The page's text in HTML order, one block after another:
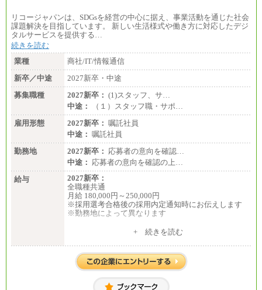
月給：201,000円～
想定年収：360万円～680万円
年収例：
年収例は賞与含む、残業代・家族手当含まず
※キャリアや能力等を考慮の上、当社規定により確
定します
※残業手当：別途支給
※固定給に固定残業代含まず
※試用期間中も給与に変更なし
リコージャパンは、SDGsを経営の中心に据え、事業活動を通じた社会
課題解決を目指しています。 新しい生活様式や働き方に対応したデジ
タルサービスを提供する…
続きを読む
業種
商社/IT/情報通信
新卒／中途
2027新卒・中途
募集職種
2027新卒： (1)スタッフ、サ…
中途：
（１）スタッフ職・サポ…
雇用形態
2027新卒： 嘱託社員
中途： 嘱託社員
勤務地
2027新卒： 応募者の意向を確認…
中途： 応募者の意向を確認の上…
給与
2027新卒：
全職種共通
月給 180,000円～250,000円
※採用選考合格後の採用内定通知時にお伝えします
※勤務地によって異なります
月給 200,000円～250,000円
入社時の処遇は経験・能力を考慮の上、当社規程に
より決定します。
お伝えします。
+ 続きを読む